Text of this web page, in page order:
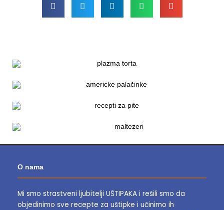
O nama
Mi smo strastveni ljubitelji UŠTIPAKA i rešili smo da
objedinimo sve recepte za uštipke i učinimo ih